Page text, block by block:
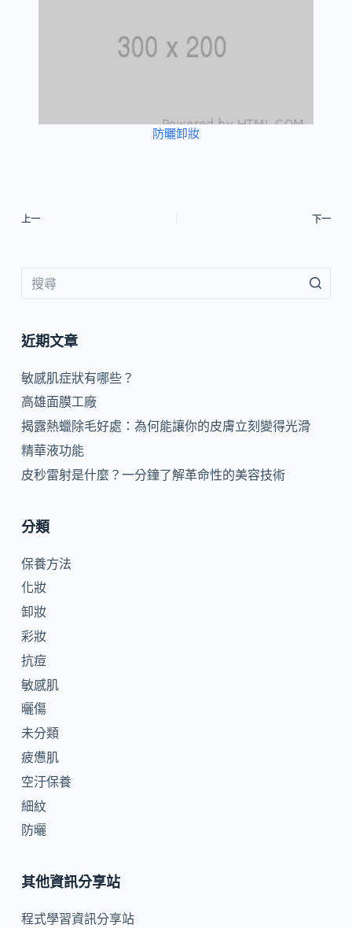
防曬卸妝
上一 下一
近期文章
敏感肌症狀有哪些？
高雄面膜工廠
揭露熱蠟除毛好處：為何能讓你的皮膚立刻變得光滑
精華液功能
皮秒雷射是什麼？一分鐘了解革命性的美容技術
分類
保養方法
化妝
卸妝
彩妝
抗痘
敏感肌
曬傷
未分類
疲憊肌
空汙保養
細紋
防曬
其他資訊分享站
程式學習資訊分享站